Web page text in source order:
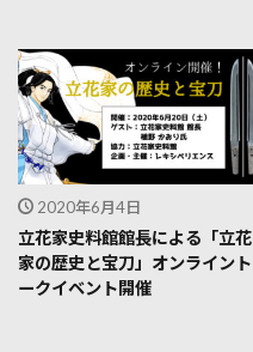
2020年6月4日
立花家史料館館長による「立花
家の歴史と宝刀」オンライント
ークイベント開催